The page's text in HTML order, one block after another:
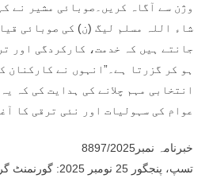
وژن سے آگاہ کریں۔صوبائی مشیر نے
شاء اللہ مسلم لیگ (ن) کی صوبائی
جانتے ہیں کہ خدمت، کارکردگی اور
ہو کر گزرتا ہے۔”انہوں نے کارکنان
انتخابی مہم چلانے کی ہدایت کی کہ
عوام کی سہولیات اور نئی ترقی کا
خبرنامہ نمبر8897/2025